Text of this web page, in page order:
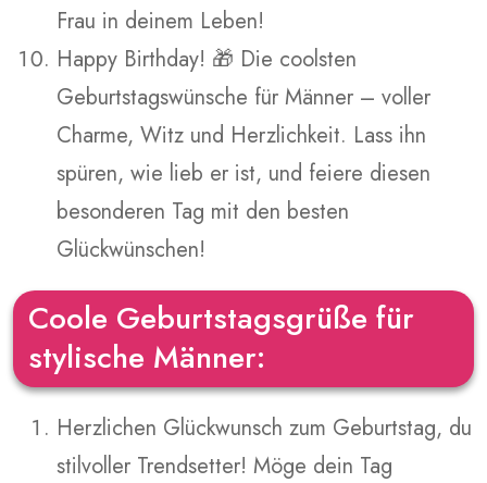
Frau in deinem Leben!
Happy Birthday! 🎁 Die coolsten
Geburtstagswünsche für Männer – voller
Charme, Witz und Herzlichkeit. Lass ihn
spüren, wie lieb er ist, und feiere diesen
besonderen Tag mit den besten
Glückwünschen!
Coole Geburtstagsgrüße für
stylische Männer:
Herzlichen Glückwunsch zum Geburtstag, du
stilvoller Trendsetter! Möge dein Tag